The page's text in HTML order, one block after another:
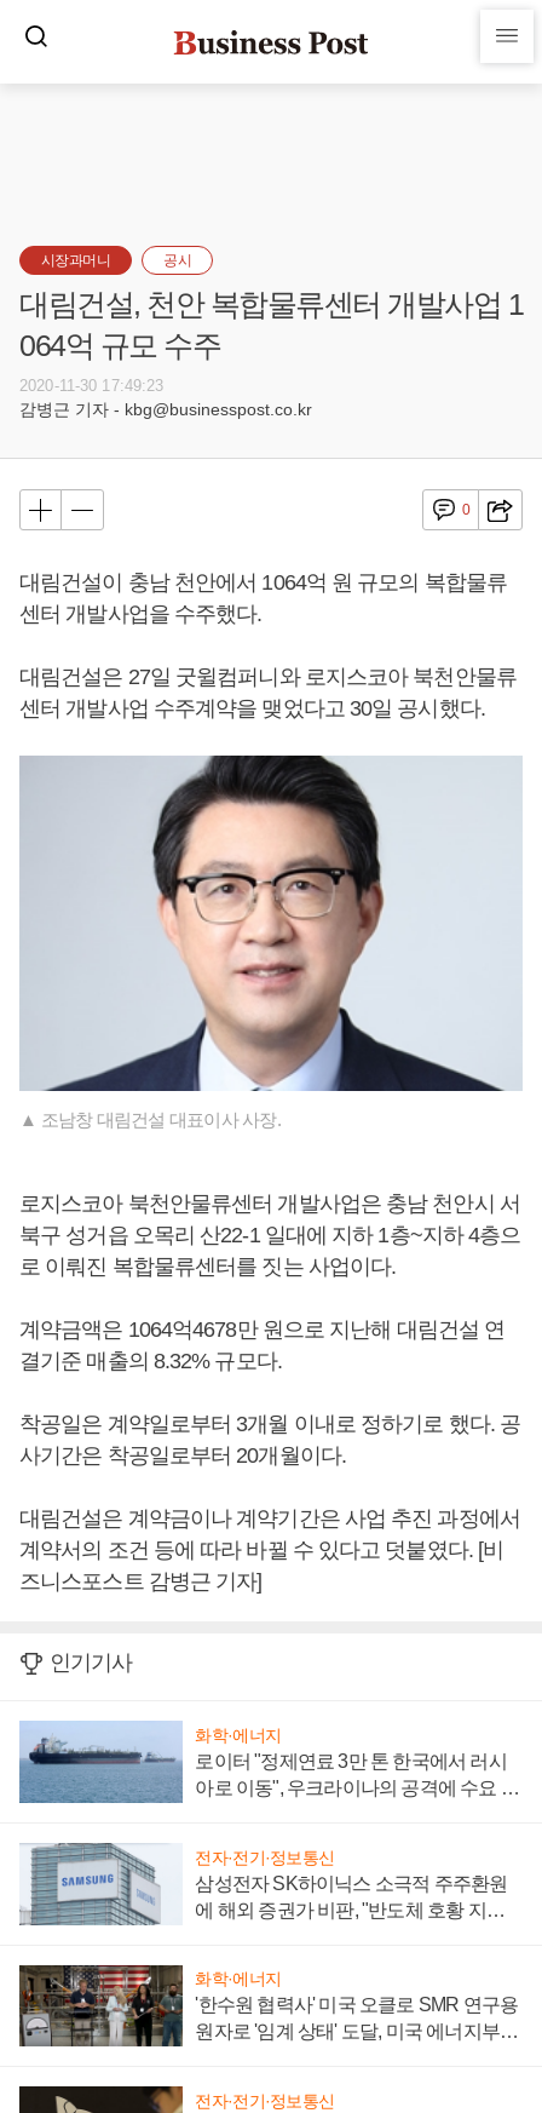
시장과머니 공시
대림건설, 천안 복합물류센터 개발사업 1
064억 규모 수주
2020-11-30 17:49:23
감병근 기자 - kbg@businesspost.co.kr
0
대림건설이 충남 천안에서 1064억 원 규모의 복합물류
센터 개발사업을 수주했다.
대림건설은 27일 굿윌컴퍼니와 로지스코아 북천안물류
센터 개발사업 수주계약을 맺었다고 30일 공시했다.
▲ 조남창 대림건설 대표이사 사장.
로지스코아 북천안물류센터 개발사업은 충남 천안시 서
북구 성거읍 오목리 산22-1 일대에 지하 1층~지하 4층으
로 이뤄진 복합물류센터를 짓는 사업이다.
계약금액은 1064억4678만 원으로 지난해 대림건설 연
결기준 매출의 8.32% 규모다.
착공일은 계약일로부터 3개월 이내로 정하기로 했다. 공
사기간은 착공일로부터 20개월이다.
대림건설은 계약금이나 계약기간은 사업 추진 과정에서
계약서의 조건 등에 따라 바뀔 수 있다고 덧붙였다. [비
즈니스포스트 감병근 기자]
인기기사
화학·에너지
로이터 "정제연료 3만 톤 한국에서 러시
아로 이동", 우크라이나의 공격에 수요 늘
전자·전기·정보통신
삼성전자 SK하이닉스 소극적 주주환원
에 해외 증권가 비판, "반도체 호황 지속
화학·에너지
'한수원 협력사' 미국 오클로 SMR 연구용
원자로 '임계 상태' 도달, 미국 에너지부
전자·전기·정보통신